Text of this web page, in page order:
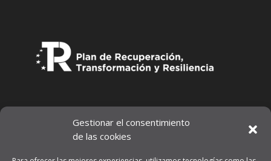
Gestionar el consentimiento
de las cookies